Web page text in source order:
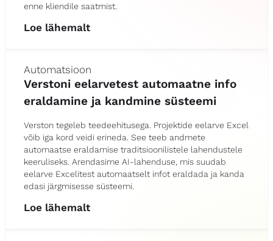
enne kliendile saatmist.
Loe lähemalt
Automatsioon
Verstoni eelarvetest automaatne info
eraldamine ja kandmine süsteemi
Verston tegeleb teedeehitusega. Projektide eelarve Excel
võib iga kord veidi erineda. See teeb andmete
automaatse eraldamise traditsioonilistele lahendustele
keeruliseks. Arendasime AI-lahenduse, mis suudab
eelarve Excelitest automaatselt infot eraldada ja kanda
edasi järgmisesse süsteemi.
Loe lähemalt